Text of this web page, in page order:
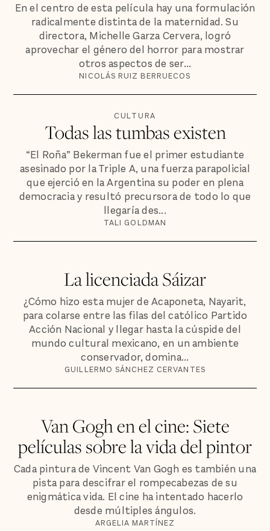
En el centro de esta película hay una formulación
radicalmente distinta de la maternidad. Su
directora, Michelle Garza Cervera, logró
aprovechar el género del horror para mostrar
otros aspectos de ser...
NICOLÁS RUIZ BERRUECOS
CULTURA
Todas las tumbas existen
“El Roña” Bekerman fue el primer estudiante
asesinado por la Triple A, una fuerza parapolicial
que ejerció en la Argentina su poder en plena
democracia y resultó precursora de todo lo que
llegaría des...
TALI GOLDMAN
La licenciada Sáizar
¿Cómo hizo esta mujer de Acaponeta, Nayarit,
para colarse entre las filas del católico Partido
Acción Nacional y llegar hasta la cúspide del
mundo cultural mexicano, en un ambiente
conservador, domina...
GUILLERMO SÁNCHEZ CERVANTES
Van Gogh en el cine: Siete
películas sobre la vida del pintor
Cada pintura de Vincent Van Gogh es también una
pista para descifrar el rompecabezas de su
enigmática vida. El cine ha intentado hacerlo
desde múltiples ángulos.
ARGELIA MARTÍNEZ